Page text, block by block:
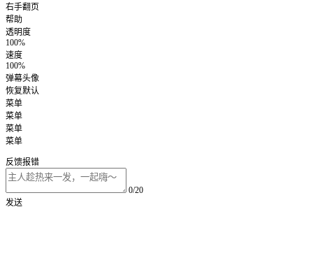
右手翻页
帮助
透明度
100%
速度
100%
弹幕头像
恢复默认
菜单
菜单
菜单
菜单
反馈报错
0/20
发送